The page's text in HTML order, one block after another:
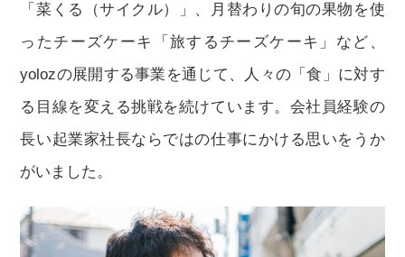
「菜くる（サイクル）」、月替わりの旬の果物を使
ったチーズケーキ「旅するチーズケーキ」など、
yolozの展開する事業を通じて、人々の「食」に対す
る目線を変える挑戦を続けています。会社員経験の
長い起業家社長ならではの仕事にかける思いをうか
がいました。